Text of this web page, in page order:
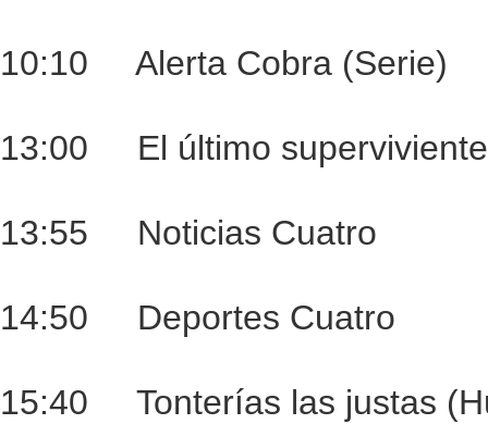
10:10 Alerta Cobra (Serie)
13:00 El último superviviente
13:55 Noticias Cuatro
14:50 Deportes Cuatro
15:40 Tonterías las justas